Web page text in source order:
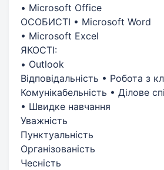
• Microsoft Office
ОСОБИСТІ • Microsoft Word
• Microsoft Excel
ЯКОСТІ:
• Outlook
Відповідальність • Робота з
Комунікабельність • Ділове
• Швидке навчання
Уважність
Пунктуальність
Організованість
Чесність